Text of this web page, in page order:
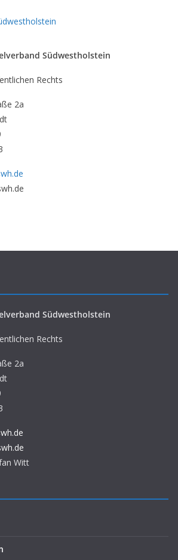
Südwestholstein
Rechts
2a
Südwestholstein
Rechts
2a
Witt